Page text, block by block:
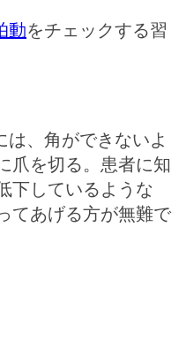
動をチェックする習
、角ができないよ
爪を切る。患者に知
下しているような
てあげる方が無難で